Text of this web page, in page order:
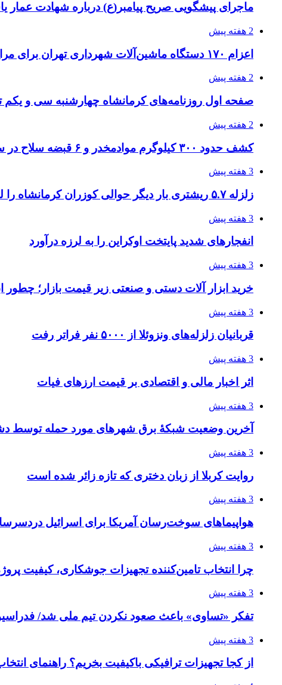
ماجرای پیشگویی صریح پیامبر(ع) درباره شهادت عمار
2 هفته پیش
اعزام ۱۷۰ دستگاه ماشین‌آلات شهرداری تهران برای مراسم اربعین
2 هفته پیش
صفحه اول روزنامه‌های کرمانشاه چهارشنبه سی و یکم
2 هفته پیش
کشف حدود ۳۰۰ کیلوگرم موادمخدر و ۶ قبضه سلاح در سیستان و بلوچستان
3 هفته پیش
زلزله ۵.۷ ریشتری بار دیگر حوالی کوزران کرمانشاه را لرزاند
3 هفته پیش
انفجارهای شدید پایتخت اوکراین را به لرزه درآورد
3 هفته پیش
خرید ابزار آلات دستی و صنعتی زیر قیمت بازار؛ چطور
3 هفته پیش
قربانیان زلزله‌های ونزوئلا از ۵۰۰۰ نفر فراتر رفت
3 هفته پیش
اثر اخبار مالی و اقتصادی بر قیمت ارزهای فیات
3 هفته پیش
آخرین وضعیت شبکۀ برق شهرهای مورد حمله توسط
3 هفته پیش
روایت کربلا از زبان دختری که تازه زائر شده است
3 هفته پیش
هواپیماهای سوخت‌رسان آمریکا برای اسرائیل
3 هفته پیش
چرا انتخاب تامین‌کننده تجهیزات جوشکاری، کیفیت
3 هفته پیش
تفکر «تساوی» باعث صعود نکردن تیم ملی شد/
3 هفته پیش
از کجا تجهیزات ترافیکی باکیفیت بخریم؟ راهنمای